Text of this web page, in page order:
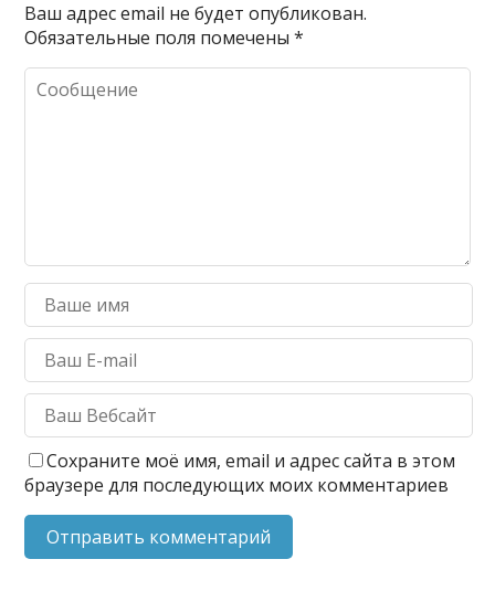
Ваш адрес email не будет опубликован.
Обязательные поля помечены*
Сохраните моё имя, email и адрес сайта в этом
браузере для последующих моих комментариев